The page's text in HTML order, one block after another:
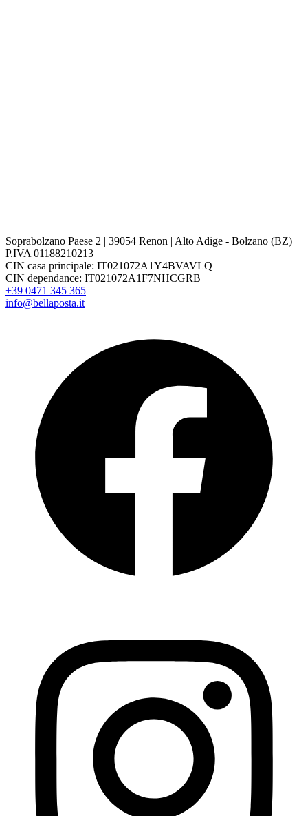
Soprabolzano Paese 2 | 39054 Renon | Alto Adige - Bolzano (BZ)
P.IVA 01188210213
CIN casa principale: IT021072A1Y4BVAVLQ
CIN dependance: IT021072A1F7NHCGRB
+39 0471 345 365
info@bellaposta.it